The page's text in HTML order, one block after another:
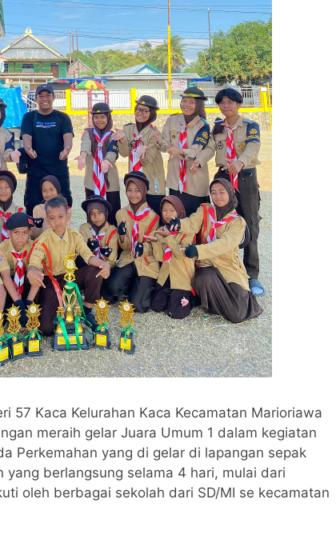
57 Kaca Kelurahan Kaca Kecamatan Marioriawa
meraih gelar Juara Umum 1 dalam kegiatan
Perkemahan yang di gelar di lapangan sepak
yang berlangsung selama 4 hari, mulai dari
oleh berbagai sekolah dari SD/MI se kecamatan